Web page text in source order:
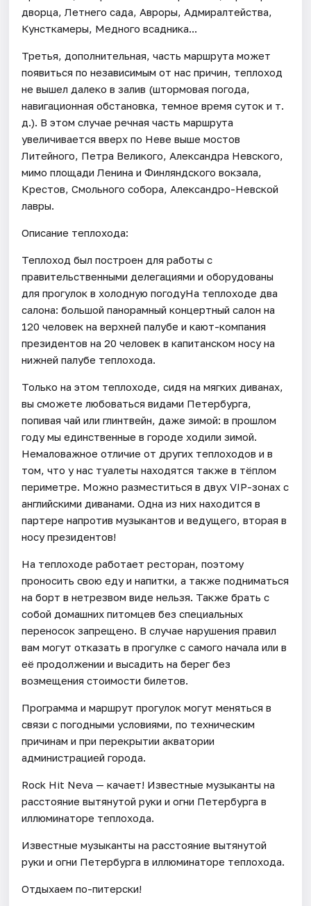
дворца, Летнего сада, Авроры, Адмиралтейства,
Кунсткамеры, Медного всадника...
Третья, дополнительная, часть маршрута может
появиться по независимым от нас причин, теплоход
не вышел далеко в залив (штормовая погода,
навигационная обстановка, темное время суток и т.
д.). В этом случае речная часть маршрута
увеличивается вверх по Неве выше мостов
Литейного, Петра Великого, Александра Невского,
мимо площади Ленина и Финляндского вокзала,
Крестов, Смольного собора, Александро-Невской
лавры.
Описание теплохода:
Теплоход был построен для работы с
правительственными делегациями и оборудованы
для прогулок в холодную погодуНа теплоходе два
салона: большой панорамный концертный салон на
120 человек на верхней палубе и кают-компания
президентов на 20 человек в капитанском носу на
нижней палубе теплохода.
Только на этом теплоходе, сидя на мягких диванах,
вы сможете любоваться видами Петербурга,
попивая чай или глинтвейн, даже зимой: в прошлом
году мы единственные в городе ходили зимой.
Немаловажное отличие от других теплоходов и в
том, что у нас туалеты находятся также в тёплом
периметре. Можно разместиться в двух VIP-зонах с
английскими диванами. Одна из них находится в
партере напротив музыкантов и ведущего, вторая в
носу президентов!
На теплоходе работает ресторан, поэтому
проносить свою еду и напитки, а также подниматься
на борт в нетрезвом виде нельзя. Также брать с
собой домашних питомцев без специальных
переносок запрещено. В случае нарушения правил
вам могут отказать в прогулке с самого начала или в
её продолжении и высадить на берег без
возмещения стоимости билетов.
Программа и маршрут прогулок могут меняться в
связи с погодными условиями, по техническим
причинам и при перекрытии акватории
администрацией города.
Rock Hit Neva — качает! Известные музыканты на
расстояние вытянутой руки и огни Петербурга в
иллюминаторе теплохода.
Известные музыканты на расстояние вытянутой
руки и огни Петербурга в иллюминаторе теплохода.
Отдыхаем по-питерски!